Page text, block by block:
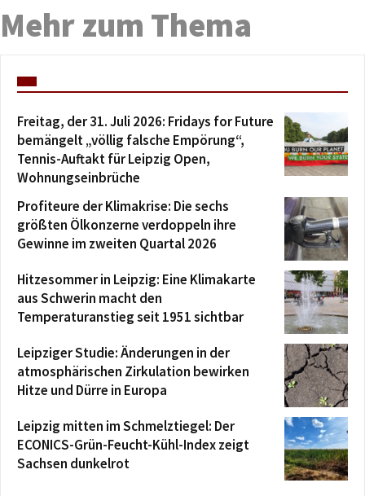
Mehr zum Thema
Freitag, der 31. Juli 2026: Fridays for Future
bemängelt „völlig falsche Empörung“,
Tennis-Auftakt für Leipzig Open,
Wohnungseinbrüche
Profiteure der Klimakrise: Die sechs
größten Ölkonzerne verdoppeln ihre
Gewinne im zweiten Quartal 2026
Hitzesommer in Leipzig: Eine Klimakarte
aus Schwerin macht den
Temperaturanstieg seit 1951 sichtbar
Leipziger Studie: Änderungen in der
atmosphärischen Zirkulation bewirken
Hitze und Dürre in Europa
Leipzig mitten im Schmelztiegel: Der
ECONICS-Grün-Feucht-Kühl-Index zeigt
Sachsen dunkelrot